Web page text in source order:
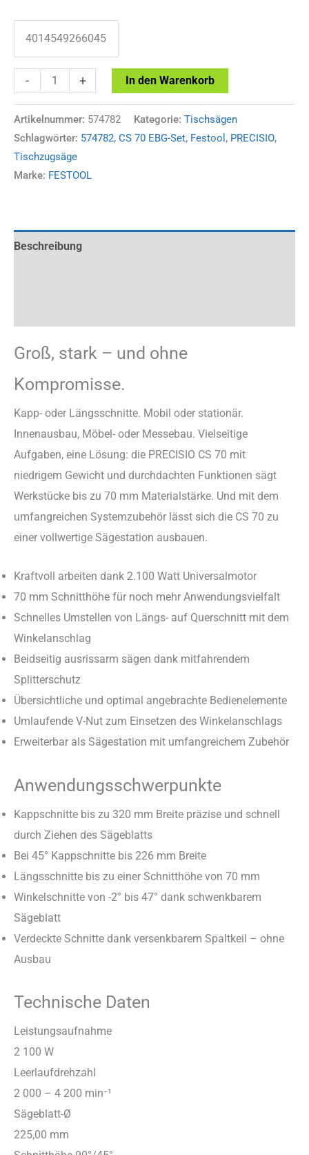
4014549266045
-
Festool
PRECISIO
CS
70
EBG-
+ In den Warenkorb
Artikelnummer: 574782 Kategorie: Tischsägen
Schlagwörter: 574782, CS 70 EBG-Set, Festool , PRECISIO,
Tischzugsäge
Marke: FESTOOL
Beschreibung
Groß, stark – und ohne
Kompromisse.
Kapp- oder Längsschnitte. Mobil oder stationär.
Innenausbau, Möbel- oder Messebau. Vielseitige
Aufgaben, eine Lösung: die PRECISIO CS 70 mit
niedrigem Gewicht und durchdachten Funktionen sägt
Werkstücke bis zu 70 mm Materialstärke. Und mit dem
umfangreichen Systemzubehör lässt sich die CS 70 zu
einer vollwertige Sägestation ausbauen.
Kraftvoll arbeiten dank 2.100 Watt Universalmotor
70 mm Schnitthöhe für noch mehr Anwendungsvielfalt
Schnelles Umstellen von Längs- auf Querschnitt mit dem
Winkelanschlag
Beidseitig ausrissarm sägen dank mitfahrendem
Splitterschutz
Übersichtliche und optimal angebrachte Bedienelemente
Umlaufende V-Nut zum Einsetzen des Winkelanschlags
Erweiterbar als Sägestation mit umfangreichem Zubehör
Anwendungsschwerpunkte
Kappschnitte bis zu 320 mm Breite präzise und schnell
durch Ziehen des Sägeblatts
Bei 45° Kappschnitte bis 226 mm Breite
Längsschnitte bis zu einer Schnitthöhe von 70 mm
Winkelschnitte von -2° bis 47° dank schwenkbarem
Sägeblatt
Verdeckte Schnitte dank versenkbarem Spaltkeil – ohne
Ausbau
Technische Daten
Leistungsaufnahme
2 100 W
Leerlaufdrehzahl
2 000 – 4 200 min⁻¹
Sägeblatt-Ø
225,00 mm